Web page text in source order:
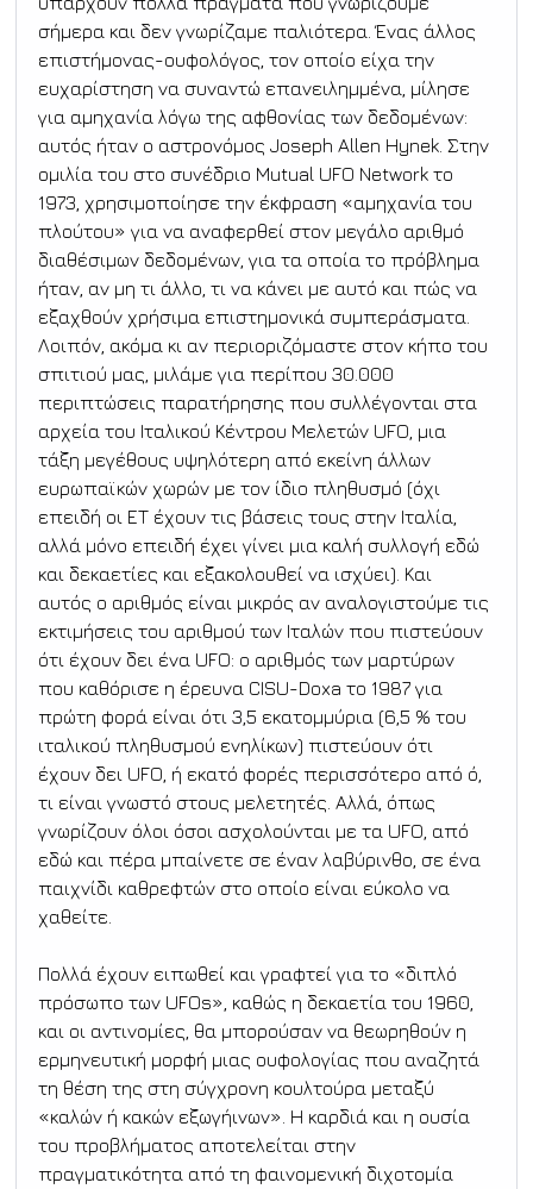
σήμερα και δεν γνωρίζαμε παλιότερα. Ένας άλλος
επιστήμονας-ουφολόγος, τον οποίο είχα την
ευχαρίστηση να συναντώ επανειλημμένα, μίλησε
για αμηχανία λόγω της αφθονίας των δεδομένων:
αυτός ήταν ο αστρονόμος Joseph Allen Hynek. Στην
ομιλία του στο συνέδριο Mutual UFO Network το
1973, χρησιμοποίησε την έκφραση «αμηχανία του
πλούτου» για να αναφερθεί στον μεγάλο αριθμό
διαθέσιμων δεδομένων, για τα οποία το πρόβλημα
ήταν, αν μη τι άλλο, τι να κάνει με αυτό και πώς να
εξαχθούν χρήσιμα επιστημονικά συμπεράσματα.
Λοιπόν, ακόμα κι αν περιοριζόμαστε στον κήπο του
σπιτιού μας, μιλάμε για περίπου 30.000
περιπτώσεις παρατήρησης που συλλέγονται στα
αρχεία του Ιταλικού Κέντρου Μελετών UFO, μια
τάξη μεγέθους υψηλότερη από εκείνη άλλων
ευρωπαϊκών χωρών με τον ίδιο πληθυσμό (όχι
επειδή οι ET έχουν τις βάσεις τους στην Ιταλία,
αλλά μόνο επειδή έχει γίνει μια καλή συλλογή εδώ
και δεκαετίες και εξακολουθεί να ισχύει). Και
αυτός ο αριθμός είναι μικρός αν αναλογιστούμε τις
εκτιμήσεις του αριθμού των Ιταλών που πιστεύουν
ότι έχουν δει ένα UFO: ο αριθμός των μαρτύρων
που καθόρισε η έρευνα CISU-Doxa το 1987 για
πρώτη φορά είναι ότι 3,5 εκατομμύρια (6,5 % του
ιταλικού πληθυσμού ενηλίκων) πιστεύουν ότι
έχουν δει UFO, ή εκατό φορές περισσότερο από ό,
τι είναι γνωστό στους μελετητές. Αλλά, όπως
γνωρίζουν όλοι όσοι ασχολούνται με τα UFO, από
εδώ και πέρα μπαίνετε σε έναν λαβύρινθο, σε ένα
παιχνίδι καθρεφτών στο οποίο είναι εύκολο να
χαθείτε.
Πολλά έχουν ειπωθεί και γραφτεί για το «διπλό
πρόσωπο των UFOs», καθώς η δεκαετία του 1960,
και οι αντινομίες, θα μπορούσαν να θεωρηθούν η
ερμηνευτική μορφή μιας ουφολογίας που αναζητά
τη θέση της στη σύγχρονη κουλτούρα μεταξύ
«καλών ή κακών εξωγήινων». Η καρδιά και η ουσία
του προβλήματος αποτελείται στην
πραγματικότητα από τη φαινομενική διχοτομία